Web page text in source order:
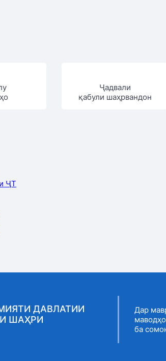
Ҷадвали
қабули шаҳрвандон
ҶТ
ДАВЛАТИИ
ШАҲРИ
Дар
ба